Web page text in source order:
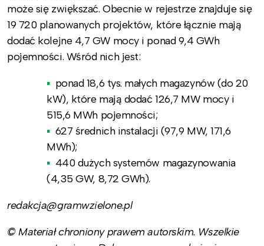
może się zwiększać. Obecnie w rejestrze znajduje się
19 720 planowanych projektów, które łącznie mają
dodać kolejne 4,7 GW mocy i ponad 9,4 GWh
pojemności. Wśród nich jest:
ponad 18,6 tys. małych magazynów (do 20
kW), które mają dodać 126,7 MW mocy i
515,6 MWh pojemności;
627 średnich instalacji (97,9 MW, 171,6
MWh);
440 dużych systemów magazynowania
(4,35 GW, 8,72 GWh).
redakcja@gramwzielone.pl
© Materiał chroniony prawem autorskim. Wszelkie